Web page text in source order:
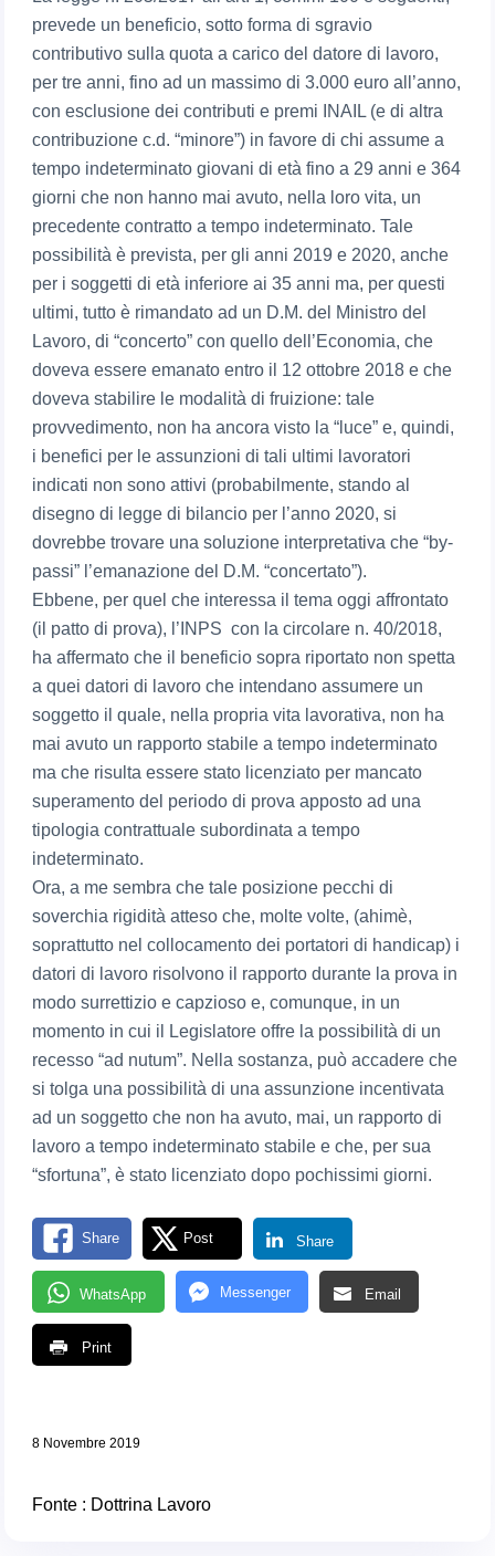
prevede un beneficio, sotto forma di sgravio
contributivo sulla quota a carico del datore di lavoro,
per tre anni, fino ad un massimo di 3.000 euro all’anno,
con esclusione dei contributi e premi INAIL (e di altra
contribuzione c.d. “minore”) in favore di chi assume a
tempo indeterminato giovani di età fino a 29 anni e 364
giorni che non hanno mai avuto, nella loro vita, un
precedente contratto a tempo indeterminato. Tale
possibilità è prevista, per gli anni 2019 e 2020, anche
per i soggetti di età inferiore ai 35 anni ma, per questi
ultimi, tutto è rimandato ad un D.M. del Ministro del
Lavoro, di “concerto” con quello dell’Economia, che
doveva essere emanato entro il 12 ottobre 2018 e che
doveva stabilire le modalità di fruizione: tale
provvedimento, non ha ancora visto la “luce” e, quindi,
i benefici per le assunzioni di tali ultimi lavoratori
indicati non sono attivi (probabilmente, stando al
disegno di legge di bilancio per l’anno 2020, si
dovrebbe trovare una soluzione interpretativa che “by-
passi” l’emanazione del D.M. “concertato”).
Ebbene, per quel che interessa il tema oggi affrontato
(il patto di prova), l’INPS con la circolare n. 40/2018,
ha affermato che il beneficio sopra riportato non spetta
a quei datori di lavoro che intendano assumere un
soggetto il quale, nella propria vita lavorativa, non ha
mai avuto un rapporto stabile a tempo indeterminato
ma che risulta essere stato licenziato per mancato
superamento del periodo di prova apposto ad una
tipologia contrattuale subordinata a tempo
indeterminato.
Ora, a me sembra che tale posizione pecchi di
soverchia rigidità atteso che, molte volte, (ahimè,
soprattutto nel collocamento dei portatori di handicap) i
datori di lavoro risolvono il rapporto durante la prova in
modo surrettizio e capzioso e, comunque, in un
momento in cui il Legislatore offre la possibilità di un
recesso “ad nutum”. Nella sostanza, può accadere che
si tolga una possibilità di una assunzione incentivata
ad un soggetto che non ha avuto, mai, un rapporto di
lavoro a tempo indeterminato stabile e che, per sua
“sfortuna”, è stato licenziato dopo pochissimi giorni.
Share Post Share
WhatsApp Messenger Email
Print
8 Novembre 2019
Fonte : Dottrina Lavoro